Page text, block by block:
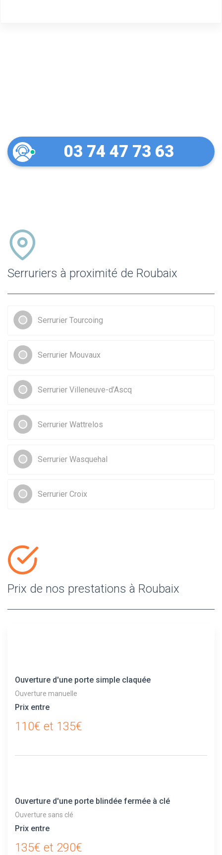
03 74 47 73 63
Serruriers à proximité de Roubaix
Serrurier Tourcoing
Serrurier Mouvaux
Serrurier Villeneuve-d’Ascq
Serrurier Wattrelos
Serrurier Wasquehal
Serrurier Croix
Prix de nos prestations à Roubaix
Ouverture d'une porte simple claquée
Ouverture manuelle
Prix entre
110€ et 135€
Ouverture d'une porte blindée fermée à clé
Ouverture sans clé
Prix entre
135€ et 290€